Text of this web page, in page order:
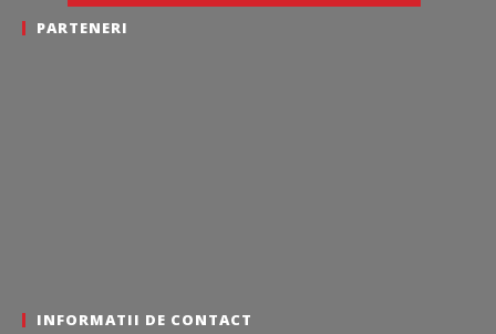
PARTENERI
INFORMATII DE CONTACT